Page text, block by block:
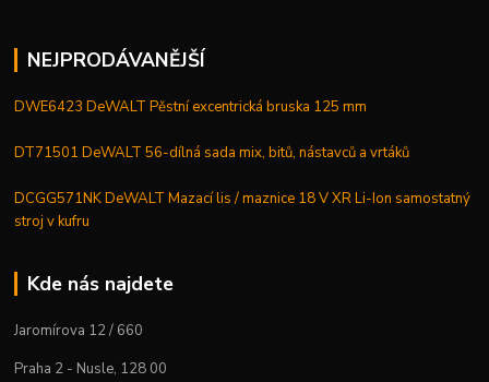
NEJPRODÁVANĚJŠÍ
DWE6423 DeWALT Pěstní excentrická bruska 125 mm
DT71501 DeWALT 56-dílná sada mix, bitů, nástavců a vrtáků
DCGG571NK DeWALT Mazací lis / maznice 18 V XR Li-Ion samostatný
stroj v kufru
Kde nás najdete
Jaromírova 12 / 660
Praha 2 - Nusle, 128 00